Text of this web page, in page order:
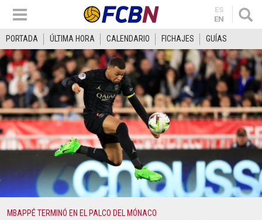
ES
EN
PORTADA ÚLTIMA HORA CALENDARIO FICHAJES GUÍAS
MBAPPÉ TERMINÓ EN EL PALCO DEL MÓNACO